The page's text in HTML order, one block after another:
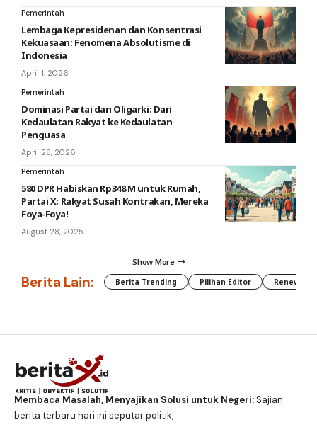
Pemerintah
Lembaga Kepresidenan dan Konsentrasi
Kekuasaan: Fenomena Absolutisme di
Indonesia
April 1, 2026
Pemerintah
Dominasi Partai dan Oligarki: Dari
Kedaulatan Rakyat ke Kedaulatan
Penguasa
April 28, 2026
Pemerintah
580 DPR Habiskan Rp348 M untuk Rumah,
Partai X: Rakyat Susah Kontrakan, Mereka
Foya-Foya!
August 28, 2025
Show More
Berita Lain: Berita Trending Pilihan Editor
Membaca Masalah, Menyajikan Solusi untuk Negeri:Sajian
berita terbaru hari ini seputar politik,